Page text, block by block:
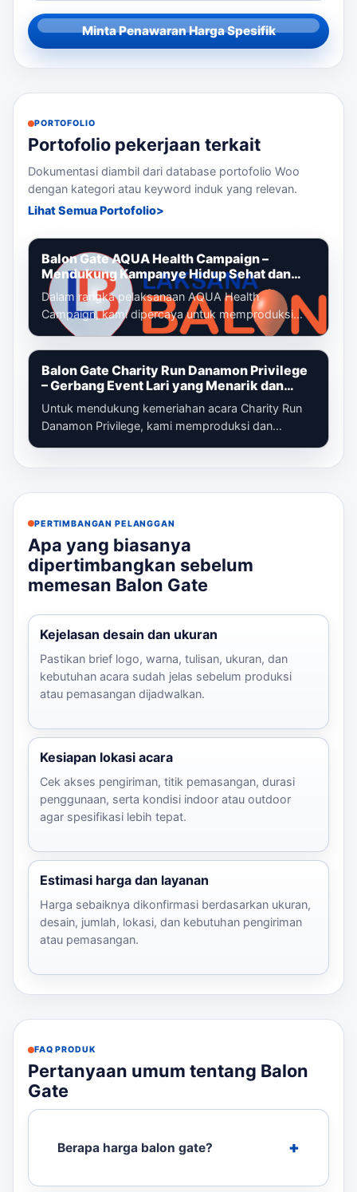
Minta Penawaran Harga Spesifik
PORTOFOLIO
Portofolio pekerjaan terkait
Dokumentasi diambil dari database portofolio Woo
dengan kategori atau keyword induk yang relevan.
Lihat Semua Portofolio
Balon Gate AQUA Health Campaign –
Mendukung Kampanye Hidup Sehat dan
Gaya Hidup Aktif
Dalam rangka pelaksanaan AQUA Health
Campaign, kami dipercaya untuk memproduksi
dan memasang balon gate custom yang menjadi
identi...
Balon Gate Charity Run Danamon Privilege
– Gerbang Event Lari yang Menarik dan
Profesional
Untuk mendukung kemeriahan acara Charity Run
Danamon Privilege, kami memproduksi dan
PERTIMBANGAN PELANGGAN
Apa yang biasanya
dipertimbangkan sebelum
memesan Balon Gate
Kejelasan desain dan ukuran
Pastikan brief logo, warna, tulisan, ukuran, dan
kebutuhan acara sudah jelas sebelum produksi
atau pemasangan dijadwalkan.
Kesiapan lokasi acara
Cek akses pengiriman, titik pemasangan, durasi
penggunaan, serta kondisi indoor atau outdoor
agar spesifikasi lebih tepat.
Estimasi harga dan layanan
Harga sebaiknya dikonfirmasi berdasarkan ukuran,
desain, jumlah, lokasi, dan kebutuhan pengiriman
atau pemasangan.
FAQ PRODUK
Pertanyaan umum tentang Balon
Gate
Berapa harga balon gate?